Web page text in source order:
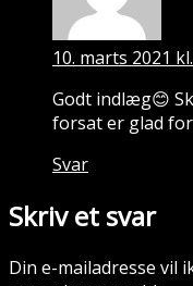
10. marts 2021
Godt indlæg😊
forsat er glad
Svar
Skriv et svar
Din e-mailadresse vil